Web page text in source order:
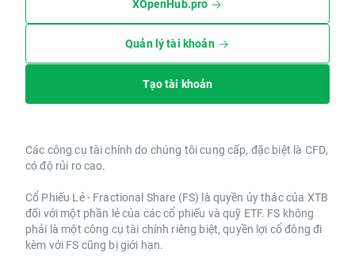
XOpenHub.pro
Quản lý tài khoản
Tạo tài khoản
Các công cụ tài chính do chúng tôi cung cấp, đặc biệt là CFD,
có độ rủi ro cao.
Cổ Phiếu Lẻ - Fractional Share (FS) là quyền ủy thác của XTB
đối với một phần lẻ của các cổ phiếu và quỹ ETF. FS không
phải là một công cụ tài chính riêng biệt, quyền lợi cổ đông đi
kèm với FS cũng bị giới hạn.